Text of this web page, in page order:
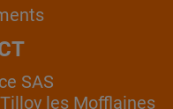
SAS
les Mofflaines